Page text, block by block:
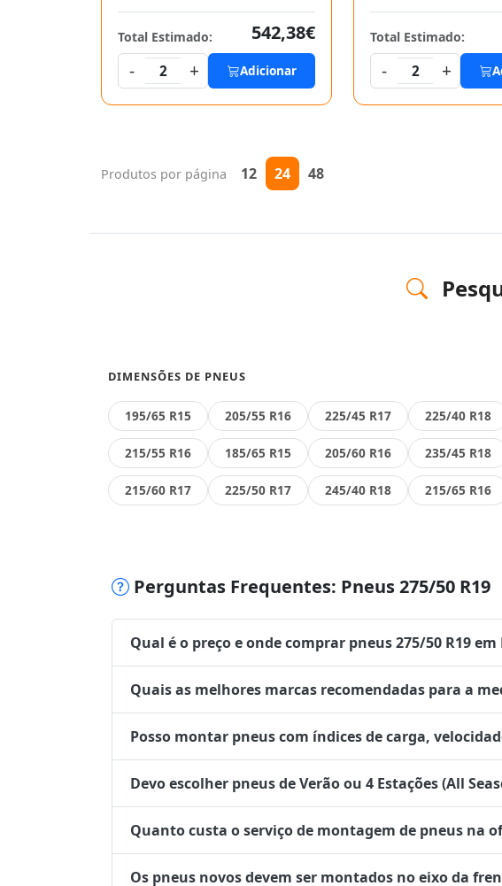
Total Estimado:
542,38€
-
2 + Adicionar
Total Estimado:
-
2 +
Produtos por página 12 24 48
DIMENSÕES DE PNEUS
195/65 R15 205/55 R16 225/45 R17 225/40 R18
215/55 R16 185/65 R15 205/60 R16 235/45 R18
215/60 R17 225/50 R17 245/40 R18 215/65 R16
Perguntas Frequentes: Pneus 275/50 R19
Qual é o preço e onde comprar pneus 275/50 R19 em
Quais as melhores marcas recomendadas para a
Posso montar pneus com índices de carga,
Devo escolher pneus de Verão ou 4 Estações (All
Quanto custa o serviço de montagem de pneus na
Os pneus novos devem ser montados no eixo da